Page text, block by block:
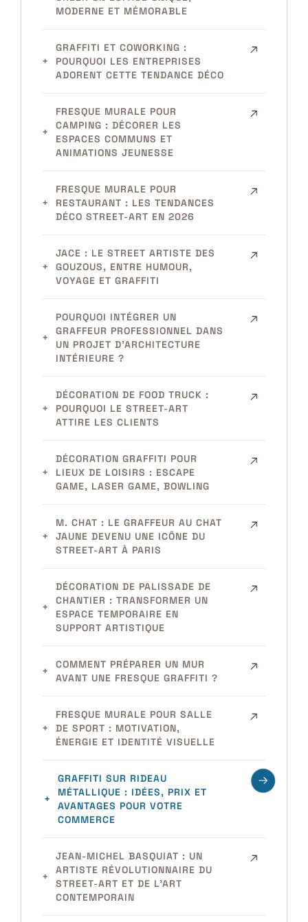
MODERNE ET MÉMORABLE
GRAFFITI ET COWORKING :
POURQUOI LES ENTREPRISES
ADORENT CETTE TENDANCE DÉCO
FRESQUE MURALE POUR
CAMPING : DÉCORER LES
ESPACES COMMUNS ET
ANIMATIONS JEUNESSE
FRESQUE MURALE POUR
RESTAURANT : LES TENDANCES
DÉCO STREET-ART EN 2026
JACE : LE STREET ARTISTE DES
GOUZOUS, ENTRE HUMOUR,
VOYAGE ET GRAFFITI
POURQUOI INTÉGRER UN
GRAFFEUR PROFESSIONNEL DANS
UN PROJET D’ARCHITECTURE
INTÉRIEURE ?
DÉCORATION DE FOOD TRUCK :
POURQUOI LE STREET-ART
ATTIRE LES CLIENTS
DÉCORATION GRAFFITI POUR
LIEUX DE LOISIRS : ESCAPE
GAME, LASER GAME, BOWLING
M. CHAT : LE GRAFFEUR AU CHAT
JAUNE DEVENU UNE ICÔNE DU
STREET-ART À PARIS
DÉCORATION DE PALISSADE DE
CHANTIER : TRANSFORMER UN
ESPACE TEMPORAIRE EN
SUPPORT ARTISTIQUE
COMMENT PRÉPARER UN MUR
AVANT UNE FRESQUE GRAFFITI ?
FRESQUE MURALE POUR SALLE
DE SPORT : MOTIVATION,
ÉNERGIE ET IDENTITÉ VISUELLE
GRAFFITI SUR RIDEAU
MÉTALLIQUE : IDÉES, PRIX ET
AVANTAGES POUR VOTRE
COMMERCE
JEAN-MICHEL BASQUIAT : UN
ARTISTE RÉVOLUTIONNAIRE DU
STREET-ART ET DE L’ART
CONTEMPORAIN